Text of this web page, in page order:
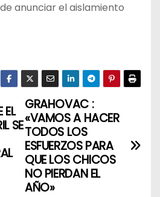
anunciar el aislamiento
GRAHOVAC :
«VAMOS A HACER
TODOS LOS
ESFUERZOS PARA
QUE LOS CHICOS
NO PIERDAN EL
AÑO»
EL
SE